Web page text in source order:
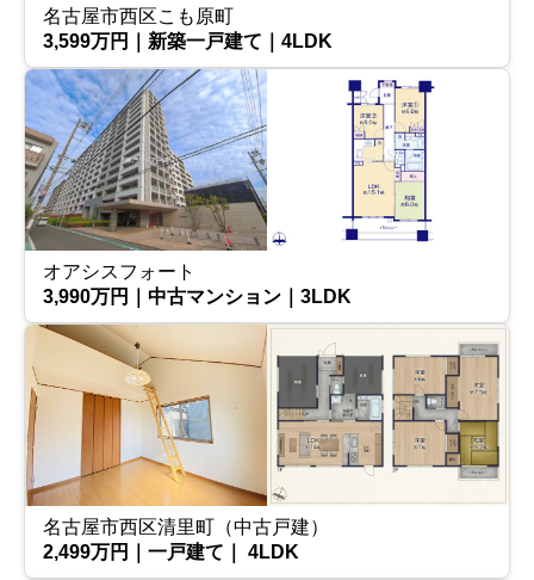
名古屋市西区こも原町
3,599万円｜新築一戸建て｜4LDK
オアシスフォート
3,990万円｜中古マンション｜3LDK
名古屋市西区清里町（中古戸建）
2,499万円｜一戸建て｜ 4LDK